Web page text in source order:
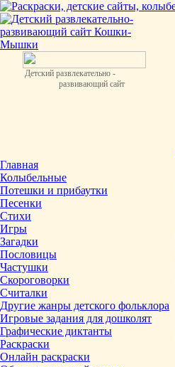
Детский развлекательно -
развивающий сайт
Главная
Колыбельные
Потешки и прибаутки
Песенки
Стихи
Игры
Загадки
Пословицы
Частушки
Скороговорки
Считалки
Другие жанры детского фольклора
Игровые задания для дошколят
Графические диктанты
Раскраски
Онлайн раскраски